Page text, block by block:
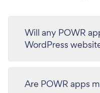
Will any POWR
WordPress
Are POWR apps